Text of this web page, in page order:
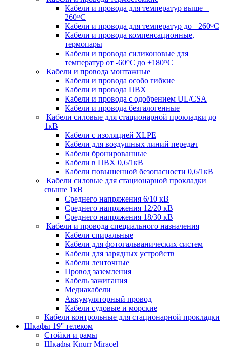
Кабели и провода для температур выше +
260ᴼС
Кабели и провода для температур до +260ᴼС
Кабели и провода компенсационные,
термопары
Кабели и провода силиконовые для
температур от -60ᴼC до +180ᴼС
Кабели и провода монтажные
Кабели и провода особо гибкие
Кабели и провода ПВХ
Кабели и провода с одобрением UL/CSA
Кабели и провода безгалогенные
Кабели силовые для стационарной прокладки до
1кВ
Кабели c изоляцией XLPE
Кабели для воздушных линий передач
Кабели бронированные
Кабели в ПВХ 0,6/1кВ
Кабели повышенной безопасности 0,6/1кВ
Кабели силовые для стационарной прокладки
свыше 1кВ
Среднего напряжения 6/10 кВ
Среднего напряжения 12/20 кВ
Среднего напряжения 18/30 кВ
Кабели и провода специального назначения
Кабели спиральные
Кабели для фотогальванических систем
Кабели для зарядных устройств
Кабели ленточные
Провод заземления
Кабель зажигания
Медиакабели
Аккумуляторный провод
Кабели судовые и морские
Кабели контрольные для стационарной прокладки
Шкафы 19'' телеком
Стойки и рамы
Шкафы Knurr Miracel